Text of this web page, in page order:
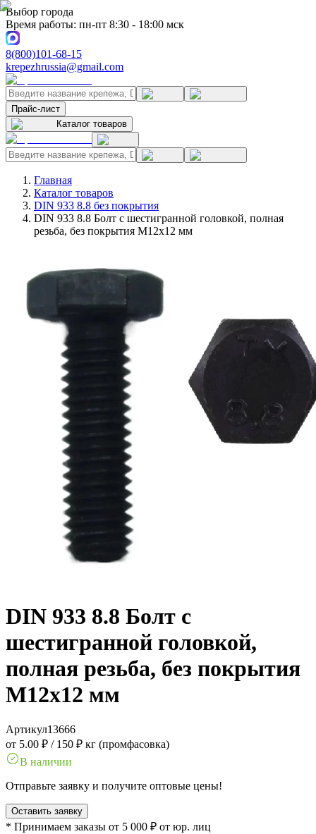
Выбор города
Время работы: пн-пт 8:30 - 18:00 мск
8(800)101-68-15
krepezhrussia@gmail.com
Прайс-лист
Каталог товаров
Главная
Каталог товаров
DIN 933 8.8 без покрытия
DIN 933 8.8 Болт с шестигранной головкой, полная
резьба, без покрытия M12x12 мм
DIN 933 8.8 Болт с
шестигранной головкой,
полная резьба, без покрытия
M12x12 мм
Артикул13666
от 5.00 ₽ / 150 ₽ кг (промфасовка)
В наличии
Отправьте заявку и получите оптовые цены!
Оставить заявку
* Принимаем заказы от 5 000 ₽ от юр. лиц